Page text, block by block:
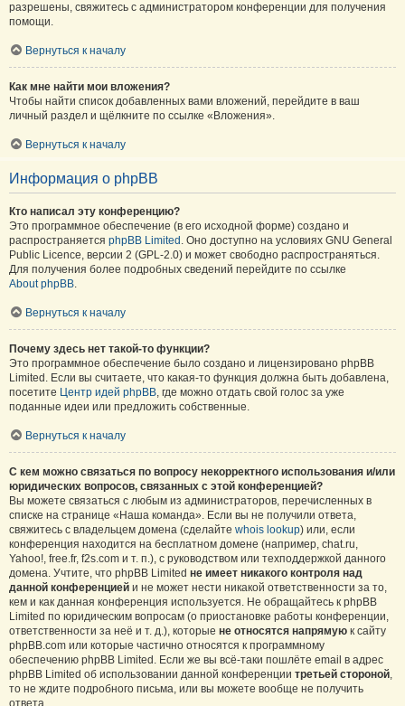
разрешены, свяжитесь с администратором конференции для получения
помощи.
Вернуться к началу
Как мне найти мои вложения?
Чтобы найти список добавленных вами вложений, перейдите в ваш
личный раздел и щёлкните по ссылке «Вложения».
Вернуться к началу
Информация о phpBB
Кто написал эту конференцию?
Это программное обеспечение (в его исходной форме) создано и
распространяется phpBB Limited . Оно доступно на условиях GNU General
Public Licence, версии 2 (GPL-2.0) и может свободно распространяться.
Для получения более подробных сведений перейдите по ссылке
About phpBB.
Вернуться к началу
Почему здесь нет такой-то функции?
Это программное обеспечение было создано и лицензировано phpBB
Limited. Если вы считаете, что какая-то функция должна быть добавлена,
посетите Центр идей phpBB, где можно отдать свой голос за уже
поданные идеи или предложить собственные.
Вернуться к началу
С кем можно связаться по вопросу некорректного использования и/или
юридических вопросов, связанных с этой конференцией?
Вы можете связаться с любым из администраторов, перечисленных в
списке на странице «Наша команда». Если вы не получили ответа,
свяжитесь с владельцем домена (сделайте whois lookup) или, если
конференция находится на бесплатном домене (например, chat.ru,
Yahoo!, free.fr, f2s.com и т. п.), с руководством или техподдержкой данного
домена. Учтите, что phpBB Limited не имеет никакого контроля над
данной конференцией и не может нести никакой ответственности за то,
кем и как данная конференция используется. Не обращайтесь к phpBB
Limited по юридическим вопросам (о приостановке работы конференции,
ответственности за неё и т. д.), которые не относятся напрямую к сайту
phpBB.com или которые частично относятся к программному
обеспечению phpBB Limited. Если же вы всё-таки пошлёте email в адрес
phpBB Limited об использовании данной конференции третьей стороной,
то не ждите подробного письма, или вы можете вообще не получить
ответа.